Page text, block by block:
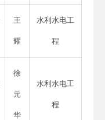
王
耀
水利水电工
程
徐
元
华
水利水电工
程